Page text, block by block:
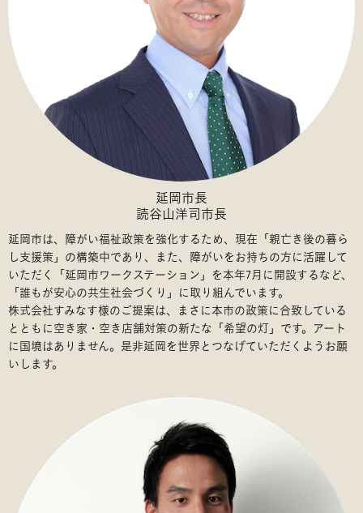
延岡市長
読谷山洋司市長
延岡市は、障がい福祉政策を強化するため、現在「親亡き後の暮ら
し支援策」の構築中であり、また、障がいをお持ちの方に活躍して
いただく「延岡市ワークステーション」を本年7月に開設するなど、
「誰もが安心の共生社会づくり」に取り組んでいます。
株式会社すみなす様のご提案は、まさに本市の政策に合致している
とともに空き家・空き店舗対策の新たな「希望の灯」です。アート
に国境はありません。是非延岡を世界とつなげていただくようお願
いします。